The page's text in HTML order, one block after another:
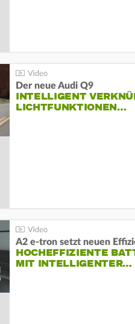
Der neue Audi Q9
INTELLIGENT
LICHTFUNKTIONEN…
HOCHEFFIZIENTE
MIT INTELLIGENTER…